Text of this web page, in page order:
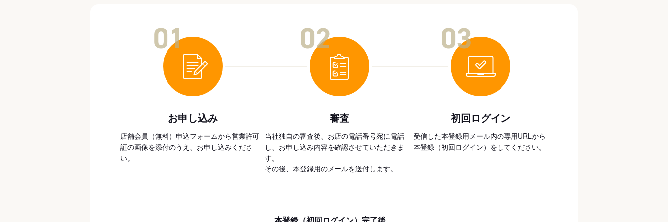
お申し込み
店舗会員（無料）申込フォームから営業許可
証の画像を添付のうえ、お申し込みくださ
い。
審査
当社独自の審査後、お店の電話番号宛に電話
し、お申し込み内容を確認させていただきま
す。
その後、本登録用のメールを送付します。
初回ログイン
受信した本登録用メール内の専用URLから
本登録（初回ログイン）をしてください。